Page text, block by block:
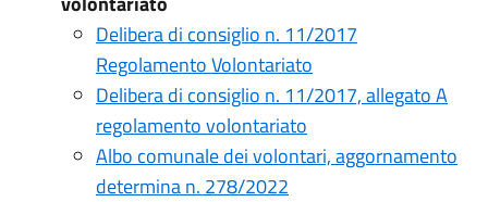
Delibera di consiglio n. 11/2017
Regolamento Volontariato
Delibera di consiglio n. 11/2017, allegato A
regolamento volontariato
Albo comunale dei volontari, aggornamento
determina n. 278/2022